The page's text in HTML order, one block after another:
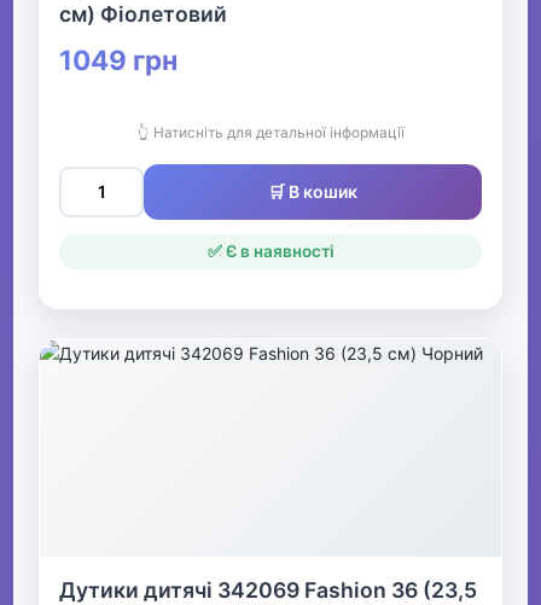
см) Фіолетовий
1049 грн
👆 Натисніть для детальної інформації
🛒 В кошик
✅ Є в наявності
Дутики дитячі 342069 Fashion 36 (23,5